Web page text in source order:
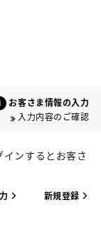
お客さま情報の入力
入力内容のご確認
インするとお客さ
新規登録